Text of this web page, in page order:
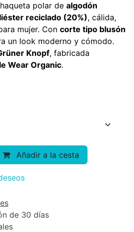
polar de algodón
reciclado (20%), cálida,
mujer. Con corte tipo blusón
un look moderno y cómodo.
Knopf, fabricada
Wear Organic.
Añadir a la cesta
de 30 días